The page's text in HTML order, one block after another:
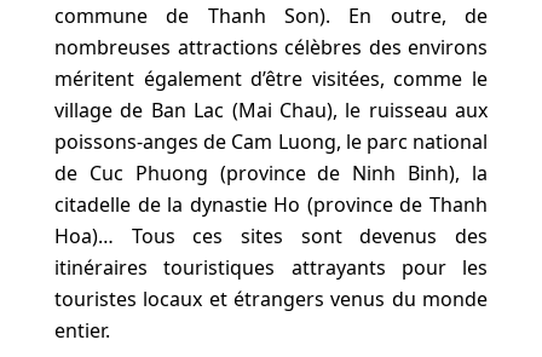
commune de Thanh Son). En outre, de
nombreuses attractions célèbres des environs
méritent également d’être visitées, comme le
village de Ban Lac (Mai Chau), le ruisseau aux
poissons-anges de Cam Luong, le parc national
de Cuc Phuong (province de Ninh Binh), la
citadelle de la dynastie Ho (province de Thanh
Hoa)… Tous ces sites sont devenus des
itinéraires touristiques attrayants pour les
touristes locaux et étrangers venus du monde
entier.